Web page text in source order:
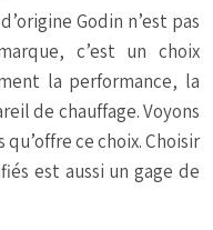
Godin n’est pas
c’est un choix
la performance, la
de chauffage. Voyons
ce choix. Choisir
est aussi un gage de